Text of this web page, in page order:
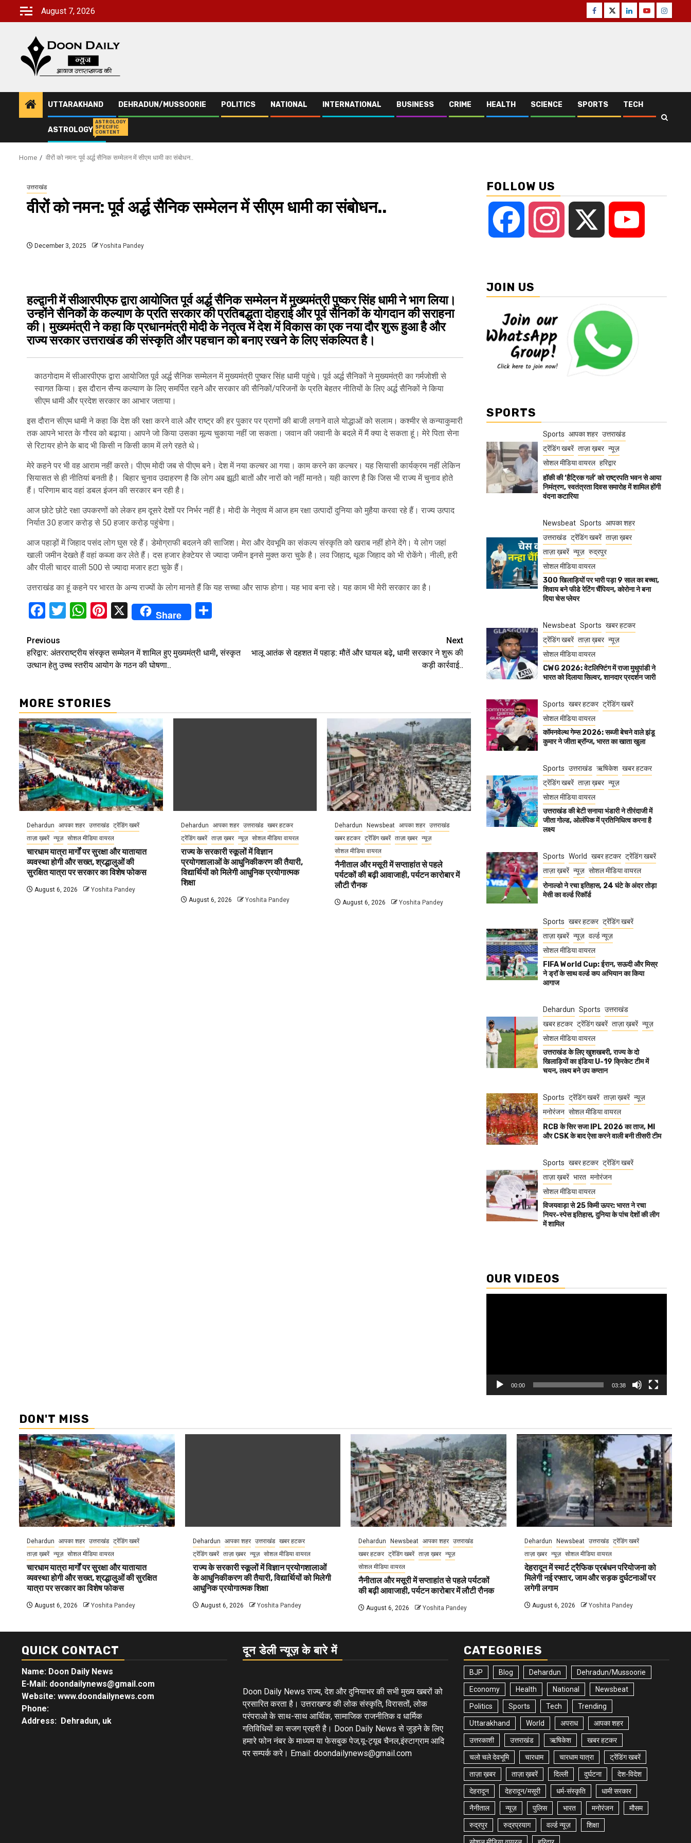
August 7, 2026 Facebook
TwitterLinkedinYoutube
UTTARAKHAND DEHRADUN/MUSSOORIE POLITICS NATIONAL INTERNATIONAL BUSINESS CRIME HEALTH SCIENCE SPORTS TECH
ASTROLOGY
ASTROLOGY
SPECIFIC
CONTENT
Home वीरों को नमन: पूर्व अर्द्ध सैनिक सम्मेलन में सीएम धामी का संबोधन..
उत्तराखंड
वीरों को नमन: पूर्व अर्द्ध सैनिक सम्मेलन में सीएम धामी का संबोधन..
December 3, 2025 Yoshita Pandey
हल्द्वानी में सीआरपीएफ द्वारा आयोजित पूर्व अर्द्ध सैनिक सम्मेलन में मुख्यमंत्री पुष्कर सिंह धामी ने भाग लिया।
उन्होंने सैनिकों के कल्याण के प्रति सरकार की प्रतिबद्धता दोहराई और पूर्व सैनिकों के योगदान की सराहना
की। मुख्यमंत्री ने कहा कि प्रधानमंत्री मोदी के नेतृत्व में देश में विकास का एक नया दौर शुरू हुआ है और
राज्य सरकार उत्तराखंड की संस्कृति और पहचान को बनाए रखने के लिए संकल्पित है।
काठगोदाम में सीआरपीएफ द्वारा आयोजित पूर्व अर्द्ध सैनिक सम्मेलन में मुख्‍यमंत्री पुष्कर सिंह धामी पहुंचे। पूर्व अर्द्ध सैनिकों ने मुख्यमंत्री का गर्मजोशी से
स्वागत किया। इस दौरान सैन्य कल्याण के लिए समर्पित रहने और सरकार की सैनिकों/परिजनों के प्रति बेहतर नीतियों के लिए अर्द्ध सैनिकों ने किया
सीएम धामी और प्रदेश सरकार का आभार जताया।
इस दौरान सीएम धामी ने कहा कि देश की रक्षा करने वाले और राष्ट्र की हर पुकार पर प्राणों की बाजी लगाने वाले योद्धाओं को सलाम। कश्मीर से कन्याकुमारी
तक आपने भारत के गौरव को बढ़ाया। आपने जो किया उसका मूल्य चुकाया नहीं जा सकता। जवान की जवानी के बदले में मैं क्या दे सकता हूं। मेरे पिता सेना
से रिटायर होने के बाद भी किसी न किसी काम में लगे रहते थे।
मेरे कहने पर भी वह आराम नहीं करते। पीएम मोदी जब से पीएम बने। देश में नया कल्चर आ गया। काम करने का कल्चर। यह सियासी कार्यक्रम नहीं लेकिन
सियासत से ही नीतियां बनती है। बिहार चुनाव उदाहरण है कि लोग अब झूठी बातों और नारों को नहीं मानते। यही कारण है कि जिस भी राज्य में चुनाव होते
हैं। परिणाम बाद वहां डबल इंजन की सरकार बन रही है।
आज छोटे छोटे रक्षा उपकरणों को लेकर हम दूसरे देशों पर निर्भर नहीं है। मोदी के नेतृत्व में आज हम रक्षा उत्पादों दुनिया को मुहैया करवा रहे हैं। राज्य उत्पाद
निर्यात 30 हजार करोड़ से 50 हजार करोड़ पहुंचेगा।
आज पहाड़ों में जिहाद पसंद लोग घुस रहे हैं। डेमोग्राफी बदलने की साजिश। मेरा और देवभूमि का संकल्प संस्कृति को खराब नहीं होने देंगे। ये लोग जहां
खाली जमीन देखते हैं वहां कब्जा कर लेते हैं। दस हजार हेक्टेयर से ज्यादा जमीन इनसे मुक्त करा चुके है। लव जिहाद, थूक जिहाद को भी रोकेंगे। नीली, हरी
और पीली चादर वाली 500 से ज्यादा मजार हटा चुके हैं।
उत्तराखंड का हूं कहने पर भारत के अन्य राज्यों के लोग मानते हैं कि यह सच्चा और साफ होगा। यह भाव बना रहे। यह काम भी मेरी सरकार का है।
Facebook
Twitter
WhatsApp
Pinterest
X Share
Continue
Reading
Previous
हरिद्वार: अंतरराष्ट्रीय संस्कृत सम्मेलन में शामिल हुए मुख्यमंत्री धामी, संस्कृत
उत्थान हेतु उच्च स्तरीय आयोग के गठन की घोषणा..
Next
भालू आतंक से दहशत में पहाड़: मौतें और घायल बढ़े, धामी सरकार ने शुरू की
कड़ी कार्रवाई..
MORE STORIES
Dehardun आपका शहर उत्तराखंड ट्रेंडिंग खबरें
ताज़ा ख़बरें न्यूज़ सोशल मीडिया वायरल
चारधाम यात्रा मार्गों पर सुरक्षा और यातायात
व्यवस्था होगी और सख्त, श्रद्धालुओं की
सुरक्षित यात्रा पर सरकार का विशेष फोकस
August 6, 2026 Yoshita Pandey
Dehardun आपका शहर उत्तराखंड खबर हटकर
ट्रेंडिंग खबरें ताज़ा ख़बर न्यूज़ सोशल मीडिया वायरल
राज्य के सरकारी स्कूलों में विज्ञान
प्रयोगशालाओं के आधुनिकीकरण की तैयारी,
विद्यार्थियों को मिलेगी आधुनिक प्रयोगात्मक
शिक्षा
August 6, 2026 Yoshita Pandey
Dehardun Newsbeat आपका शहर उत्तराखंड
खबर हटकर ट्रेंडिंग खबरें ताज़ा ख़बर न्यूज़
सोशल मीडिया वायरल
नैनीताल और मसूरी में सप्ताहांत से पहले
पर्यटकों की बढ़ी आवाजाही, पर्यटन कारोबार में
लौटी रौनक
August 6, 2026 Yoshita Pandey
FOLLOW US
Facebook Instagram
JOIN US
SPORTS
Sports आपका शहर उत्तराखंड
ट्रेंडिंग खबरें ताज़ा ख़बर न्यूज़
सोशल मीडिया वायरल हरिद्वार
हॉकी की ‘हैट्रिक गर्ल’ को राष्ट्रपति भवन से आया
निमंत्रण, स्वतंत्रता दिवस समारोह में शामिल होंगी
वंदना कटारिया
Newsbeat Sports आपका शहर
उत्तराखंड ट्रेंडिंग खबरें ताज़ा ख़बर
ताज़ा ख़बरें न्यूज़ रुद्रपुर
सोशल मीडिया वायरल
300 खिलाड़ियों पर भारी पड़ा 9 साल का बच्चा,
शिवाय बने फीडे रेटिंग चैंपियन, कोरोना ने बना
दिया चेस प्लेयर
Newsbeat Sports खबर हटकर
ट्रेंडिंग खबरें ताज़ा ख़बर न्यूज़
सोशल मीडिया वायरल
CWG 2026: वेटलिफ्टिंग में राजा मुथुपांडी ने
भारत को दिलाया सिल्वर, शानदार प्रदर्शन जारी
Sports खबर हटकर ट्रेंडिंग खबरें
सोशल मीडिया वायरल
कॉमनवेल्थ गेम्स 2026: सब्जी बेचने वाले झंडू
कुमार ने जीता ब्रॉन्ज, भारत का खाता खुला
Sports उत्तराखंड ऋषिकेश खबर हटकर
ट्रेंडिंग खबरें ताज़ा ख़बर न्यूज़
सोशल मीडिया वायरल
उत्तराखंड की बेटी सनाया भंडारी ने तीरंदाजी में
जीता गोल्ड, ओलंपिक में प्रतिनिधित्व करना है
लक्ष्य
Sports World खबर हटकर ट्रेंडिंग खबरें
ताज़ा ख़बरें न्यूज़ सोशल मीडिया वायरल
रोनाल्डो ने रचा इतिहास, 24 घंटे के अंदर तोड़ा
मेसी का वर्ल्ड रिकॉर्ड
Sports खबर हटकर ट्रेंडिंग खबरें
ताज़ा ख़बरें न्यूज़ वर्ल्ड न्यूज़
सोशल मीडिया वायरल
FIFA World Cup: ईरान, सऊदी और मिस्र
ने ड्रॉ के साथ वर्ल्ड कप अभियान का किया
आगाज
Dehardun Sports उत्तराखंड
खबर हटकर ट्रेंडिंग खबरें ताज़ा ख़बरें न्यूज़
सोशल मीडिया वायरल
उत्तराखंड के लिए खुशखबरी, राज्य के दो
खिलाड़ियों का इंडिया U-19 क्रिकेट टीम में
चयन, लक्ष्य बने उप कप्तान
Sports ट्रेंडिंग खबरें ताज़ा ख़बरें न्यूज़
मनोरंजन सोशल मीडिया वायरल
RCB के सिर सजा IPL 2026 का ताज, MI
और CSK के बाद ऐसा करने वाली बनी तीसरी टीम
Sports खबर हटकर ट्रेंडिंग खबरें
ताज़ा ख़बरें भारत मनोरंजन
सोशल मीडिया वायरल
विजयवाड़ा से 25 किमी ऊपर: भारत ने रचा
नियर-स्पेस इतिहास, दुनिया के पांच देशों की लीग
में शामिल
OUR VIDEOS
00:00 03:38
DON'T MISS
Dehardun आपका शहर उत्तराखंड ट्रेंडिंग खबरें
ताज़ा ख़बरें न्यूज़ सोशल मीडिया वायरल
चारधाम यात्रा मार्गों पर सुरक्षा और यातायात
व्यवस्था होगी और सख्त, श्रद्धालुओं की सुरक्षित
यात्रा पर सरकार का विशेष फोकस
August 6, 2026 Yoshita Pandey
Dehardun आपका शहर उत्तराखंड
खबर हटकर
ट्रेंडिंग खबरें
ताज़ा ख़बर न्यूज़ सोशल मीडिया वायरल
राज्य के सरकारी स्कूलों में विज्ञान प्रयोगशालाओं
के आधुनिकीकरण की तैयारी, विद्यार्थियों को मिलेगी
आधुनिक प्रयोगात्मक शिक्षा
August 6, 2026 Yoshita Pandey
Dehardun Newsbeat आपका शहर उत्तराखंड
खबर हटकर ट्रेंडिंग खबरें ताज़ा ख़बर न्यूज़
सोशल मीडिया वायरल
नैनीताल और मसूरी में सप्ताहांत से पहले पर्यटकों
की बढ़ी आवाजाही, पर्यटन कारोबार में लौटी रौनक
August 6, 2026 Yoshita Pandey
Dehardun Newsbeat उत्तराखंड
ट्रेंडिंग खबरें
ताज़ा ख़बर
न्यूज़ सोशल मीडिया वायरल
देहरादून में स्मार्ट ट्रैफिक प्रबंधन परियोजना को
मिलेगी नई रफ्तार, जाम और सड़क दुर्घटनाओं पर
लगेगी लगाम
August 6, 2026 Yoshita Pandey
QUICK CONTACT
Name: Doon Daily News
E-Mail: doondailynews@gmail.com
Website: www.doondailynews.com
Phone:
Address: Dehradun, uk
दून डेली न्यूज़ के बारे में
Doon Daily News राज्य, देश और दुनियाभर की सभी मुख्य खबरों को
प्रसारित करता है। उत्तराखण्ड की लोक संस्कृति, विरासतों, लोक
परंपराओ के साथ-साथ आर्थिक, सामाजिक राजनीतिक व धार्मिक
गतिविधियों का सजग प्रहरी है। Doon Daily News से जुड़ने के लिए
हमारे फोन नंबर के माध्यम या फेसबुक पेज,यू-ट्यूब चैनल,इंस्टाग्राम आदि
पर सम्पर्क करे। Email: doondailynews@gmail.com
CATEGORIES
BJP Blog Dehardun Dehradun/Mussoorie
Economy Health National Newsbeat
Politics Sports Tech Trending
Uttarakhand World अपराध आपका शहर
उत्तरकाशी उत्तराखंड ऋषिकेश खबर हटकर
चलो चले देवभूमि चारधाम चारधाम यात्रा ट्रेंडिंग खबरें
ताज़ा ख़बर ताज़ा ख़बरें दिल्ली दुर्घटना देश-विदेश
देहरादून देहरादून/मसूरी धर्म-संस्कृति धामी सरकार
नैनीताल न्यूज़ पुलिस भारत मनोरंजन मौसम
रुद्रपुर रुद्रप्रयाग वर्ल्ड न्यूज़ शिक्षा